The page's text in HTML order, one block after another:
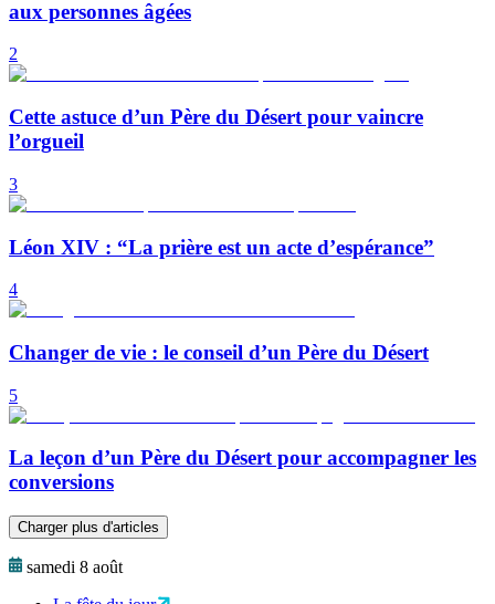
aux personnes âgées
2
Cette astuce d’un Père du Désert pour vaincre
l’orgueil
3
Léon XIV : “La prière est un acte d’espérance”
4
Changer de vie : le conseil d’un Père du Désert
5
La leçon d’un Père du Désert pour accompagner les
conversions
Charger plus d'articles
samedi 8 août